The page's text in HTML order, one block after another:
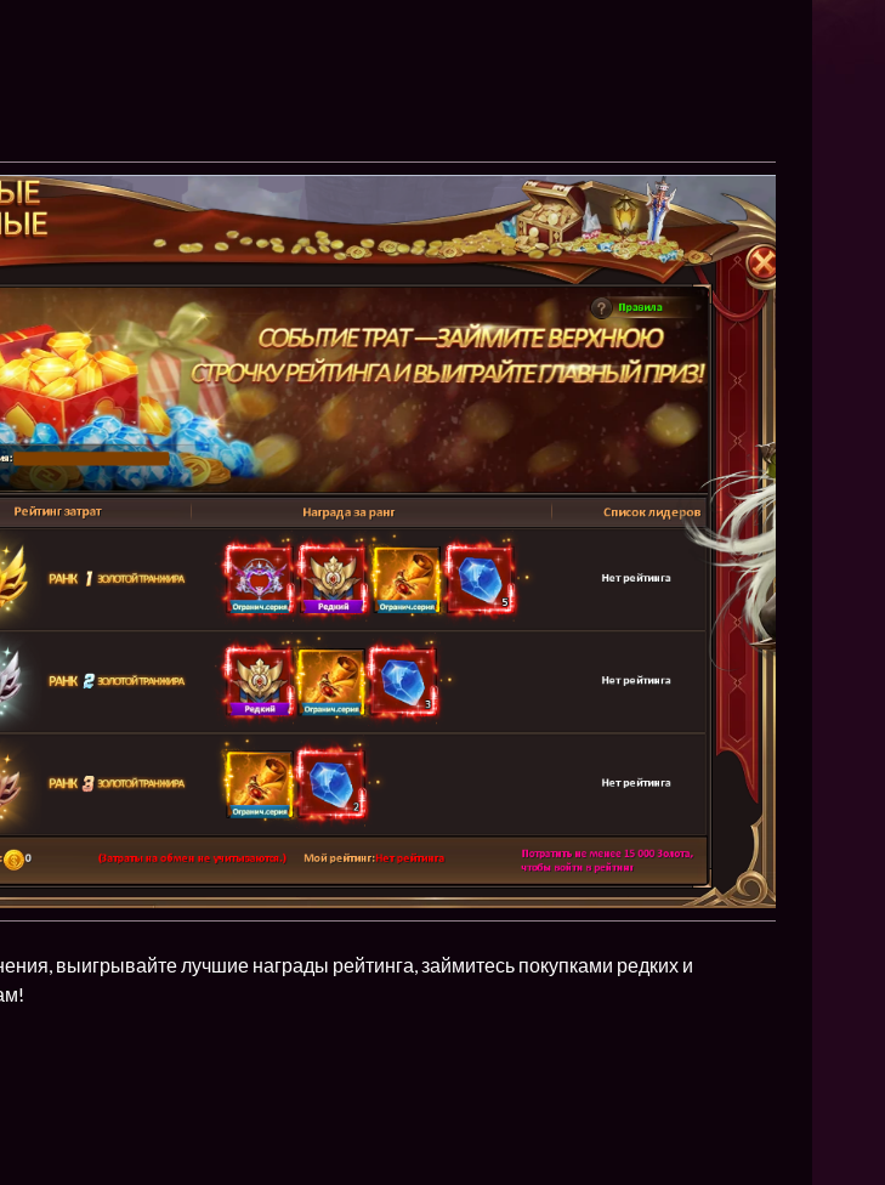
ХИТ
HIT
HIT
выигрывайте лучшие награды рейтинга, займитесь покупками редких и